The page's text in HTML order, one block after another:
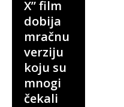
X” film
dobija
mračnu
verziju
koju su
mnogi
čekali